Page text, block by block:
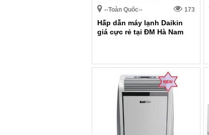
--Toàn Quốc-- 173
Hấp dẫn máy lạnh Daikin
giá cực rẻ tại ĐM Hà Nam